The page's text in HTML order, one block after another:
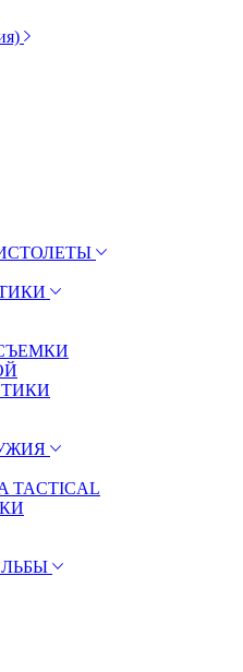
TACTICAL